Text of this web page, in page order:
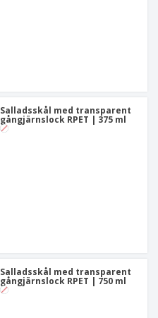
Salladsskål med transparent
gångjärnslock RPET | 375 ml
Salladsskål med transparent
gångjärnslock RPET | 750 ml